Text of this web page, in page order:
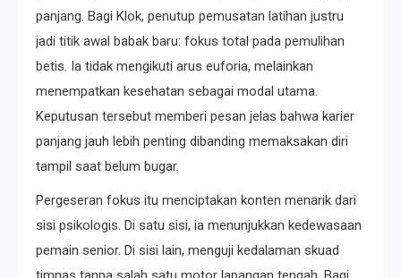
panjang. Bagi Klok, penutup pemusatan latihan justru
jadi titik awal babak baru: fokus total pada pemulihan
betis. Ia tidak mengikuti arus euforia, melainkan
menempatkan kesehatan sebagai modal utama.
Keputusan tersebut memberi pesan jelas bahwa karier
panjang jauh lebih penting dibanding memaksakan diri
tampil saat belum bugar.
Pergeseran fokus itu menciptakan konten menarik dari
sisi psikologis. Di satu sisi, ia menunjukkan kedewasaan
pemain senior. Di sisi lain, menguji kedalaman skuad